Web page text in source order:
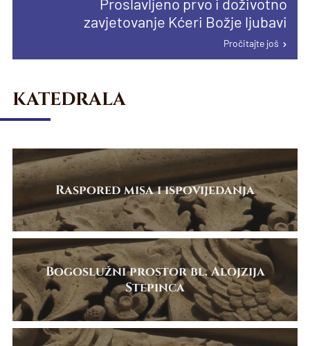
Proslavljeno prvo i doživotno
zavjetovanje Kćeri Božje ljubavi
Pročitajte još
proglašenju papinske manje bazilike u
Karlovcu
Pročitajte još
Pročitajte još
Pročitajte još
KATEDRALA
Raspored misa i ispovijedanja
Bogoslužni prostor bl. Alojzija
Stepinca